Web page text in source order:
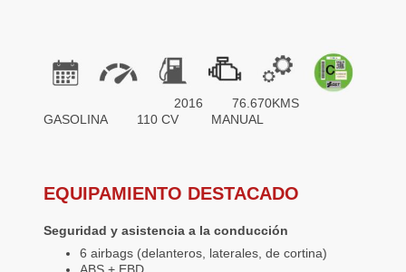
2016 76.670KMS
GASOLINA 110 CV MANUAL
EQUIPAMIENTO DESTACADO
Seguridad y asistencia a la conducción
6 airbags (delanteros, laterales, de cortina)